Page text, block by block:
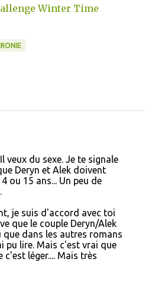
Winter Time
veux du sexe. Je te signale
Deryn et Alek doivent
ou 15 ans... Un peu de
je suis d'accord avec toi
que le couple Deryn/Alek
dans les autres romans
pu lire. Mais c'est vrai que
c'est léger.... Mais très